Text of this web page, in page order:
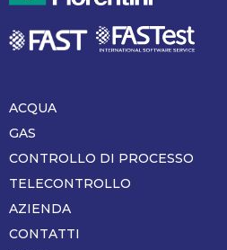
Piè
di
pagina
ACQUA
GAS
CONTROLLO DI PROCESSO
TELECONTROLLO
AZIENDA
CONTATTI